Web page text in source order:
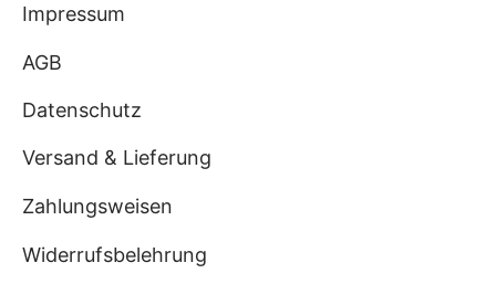
Impressum
AGB
Datenschutz
Versand & Lieferung
Zahlungsweisen
Widerrufsbelehrung